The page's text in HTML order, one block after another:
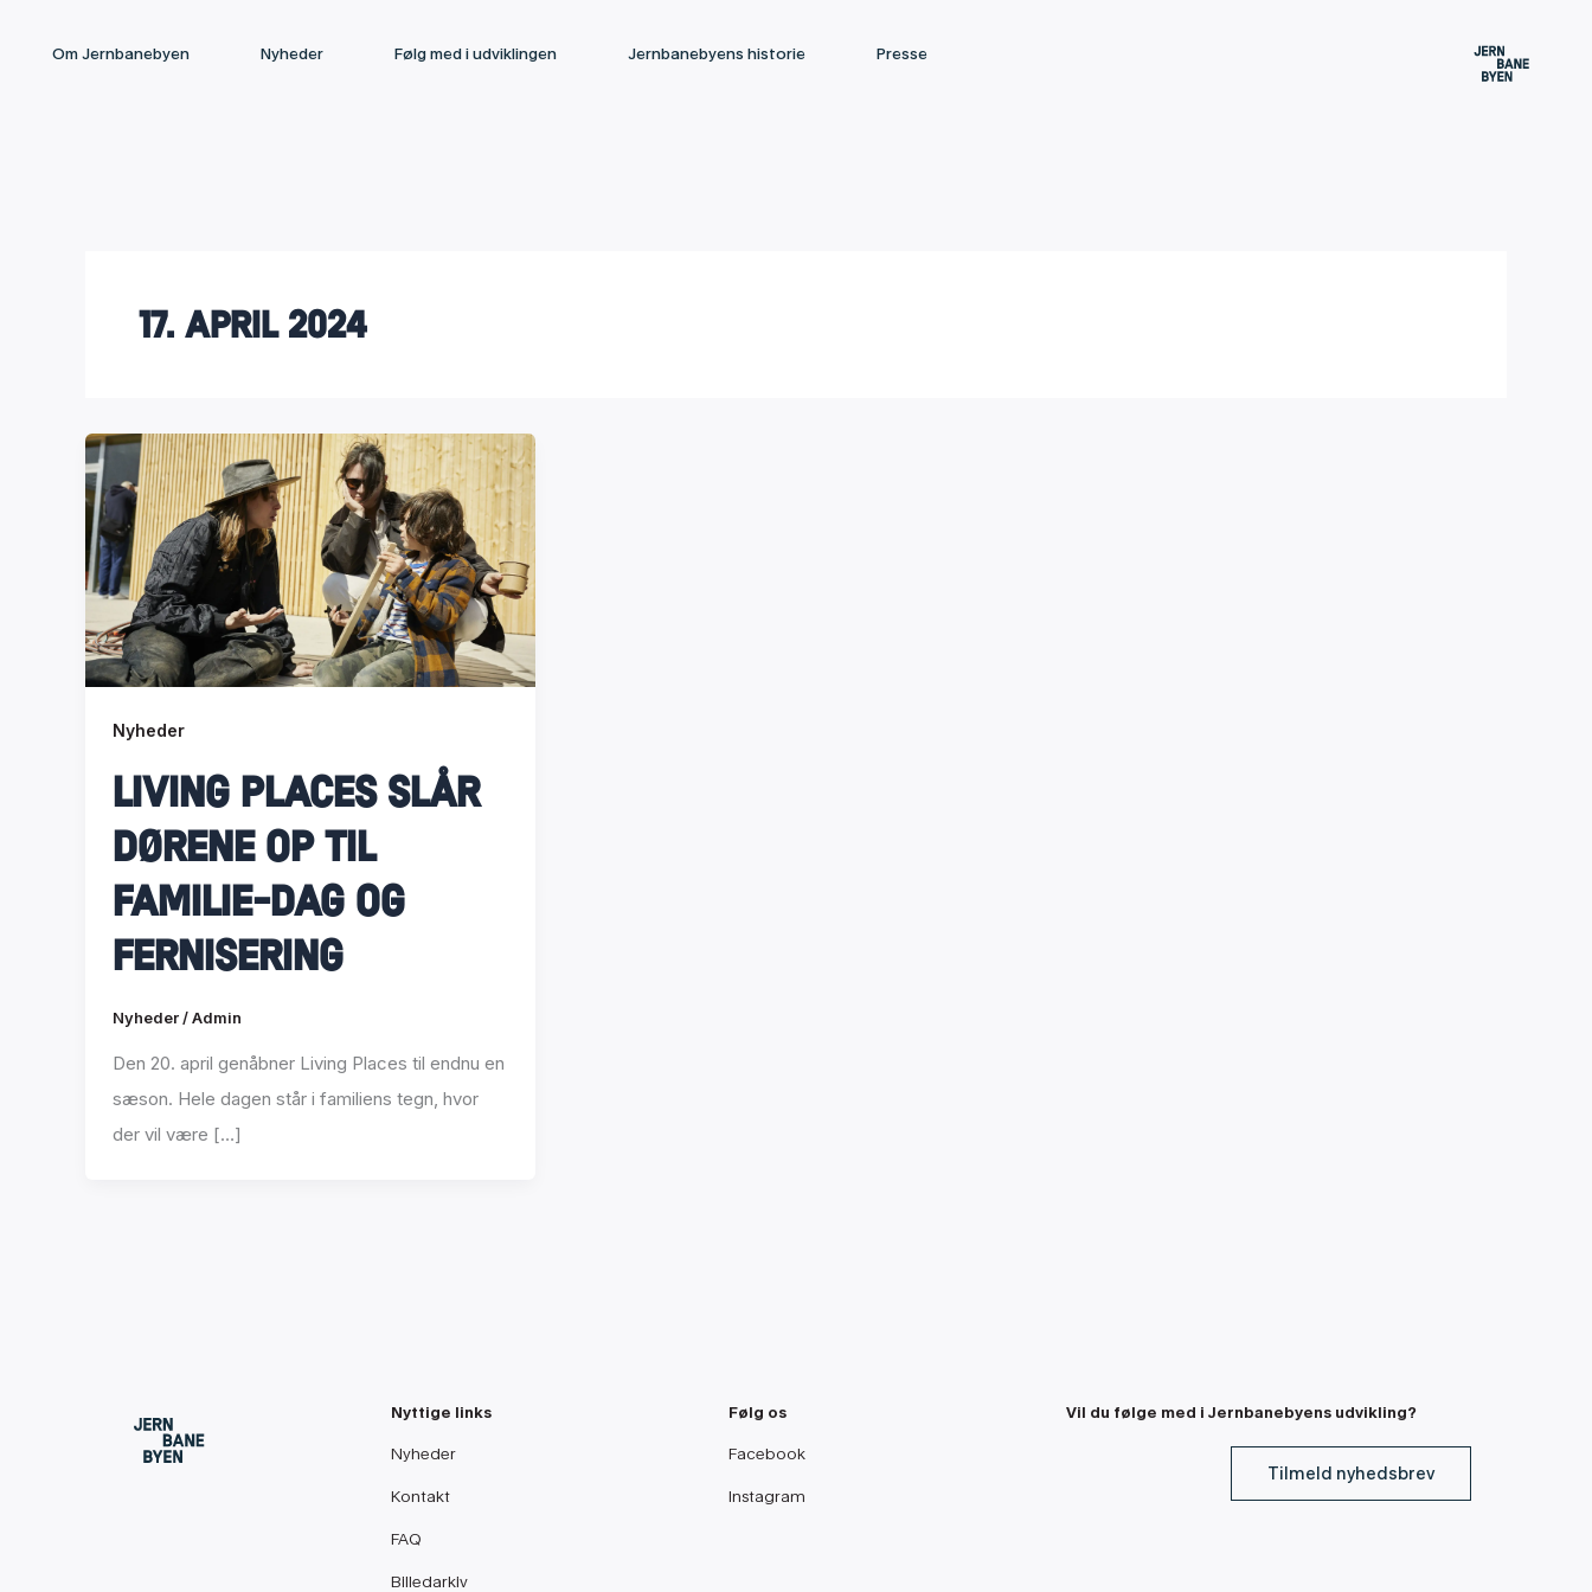
Om Jernbanebyen Nyheder Følg med i udviklingen Jernbanebyens historie Presse
17. april 2024
Nyheder
Living Places slår
dørene op til
familie-dag og
fernisering
Nyheder/Admin
Den 20. april genåbner Living Places til endnu en
sæson. Hele dagen står i familiens tegn, hvor
der vil være […]
Nyttige links
Nyheder
Kontakt
FAQ
Billedarkiv
Følg os
Facebook
Instagram
Vil du følge med i Jernbanebyens udvikling?
Tilmeld nyhedsbrev